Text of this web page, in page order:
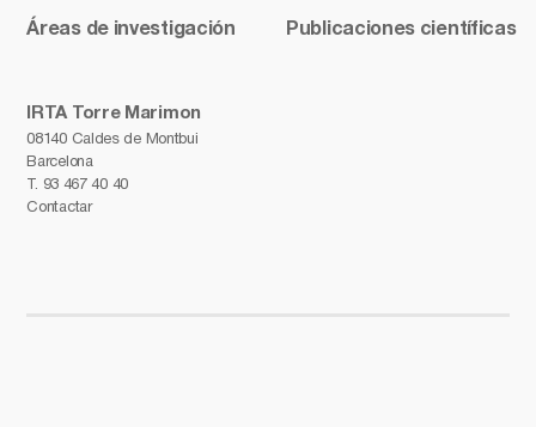
IRTA Torre Marimon
08140 Caldes de Montbui
Barcelona
T. 93 467 40 40
Contactar
Áreas de investigación Publicaciones científicas